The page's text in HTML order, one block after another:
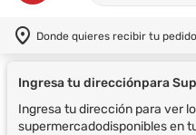
Donde quieres recibir tu
Ingresa tu direcciónpara
Ingresa tu dirección para ver
supermercadodisponibles en